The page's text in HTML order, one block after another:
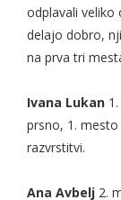
odplavali veliko
delajo dobro,
na prva tri
Ivana Lukan
prsno, 1.
razvrstitvi.
Ana Avbelj 2.